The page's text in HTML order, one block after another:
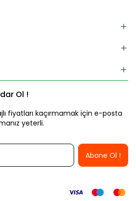
Ol !
fiyatları kaçırmamak için e-posta
yeterli.
Abone Ol !